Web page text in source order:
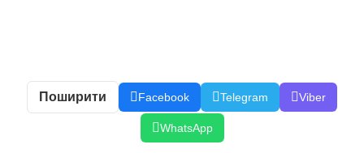
Поширити Facebook Telegram Viber
WhatsApp